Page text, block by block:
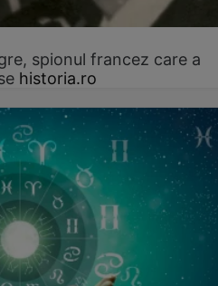
spionul francez care a
historia.ro